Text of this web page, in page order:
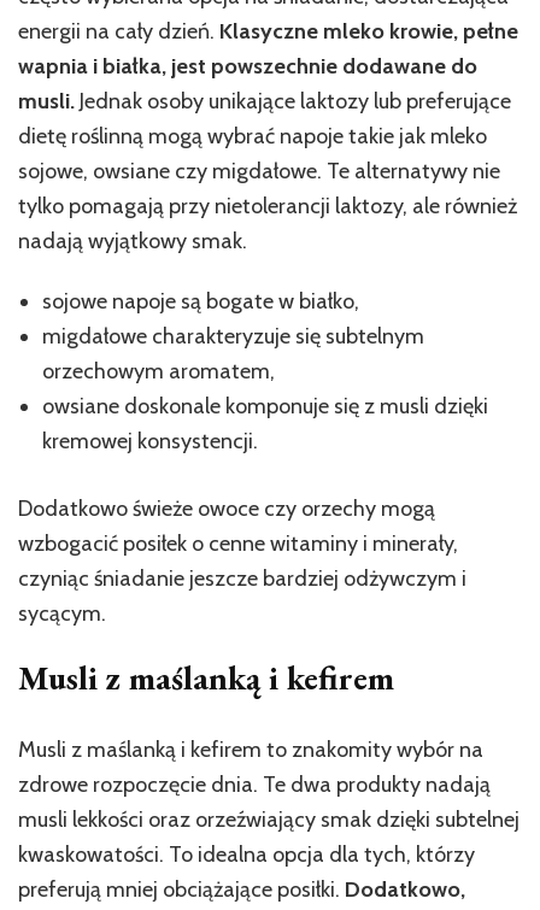
energii na cały dzień. Klasyczne mleko krowie, pełne
wapnia i białka, jest powszechnie dodawane do
musli. Jednak osoby unikające laktozy lub preferujące
dietę roślinną mogą wybrać napoje takie jak mleko
sojowe, owsiane czy migdałowe. Te alternatywy nie
tylko pomagają przy nietolerancji laktozy, ale również
nadają wyjątkowy smak.
sojowe napoje są bogate w białko,
migdałowe charakteryzuje się subtelnym
orzechowym aromatem,
owsiane doskonale komponuje się z musli dzięki
kremowej konsystencji.
Dodatkowo świeże owoce czy orzechy mogą
wzbogacić posiłek o cenne witaminy i minerały,
czyniąc śniadanie jeszcze bardziej odżywczym i
sycącym.
Musli z maślanką i kefirem
Musli z maślanką i kefirem to znakomity wybór na
zdrowe rozpoczęcie dnia. Te dwa produkty nadają
musli lekkości oraz orzeźwiający smak dzięki subtelnej
kwaskowatości. To idealna opcja dla tych, którzy
preferują mniej obciążające posiłki. Dodatkowo,